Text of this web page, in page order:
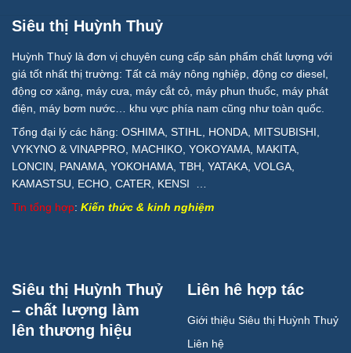
Siêu thị Huỳnh Thuỷ
Huỳnh Thuỷ là đơn vị chuyên cung cấp sản phẩm chất lượng với
giá tốt nhất thị trường: Tất cả máy nông nghiệp, động cơ diesel,
động cơ xăng, máy cưa, máy cắt cỏ, máy phun thuốc, máy phát
điện, máy bơm nước… khu vực phía nam cũng như toàn quốc.
Tổng đại lý các hãng: OSHIMA, STIHL, HONDA, MITSUBISHI,
VYKYNO & VINAPPRO, MACHIKO, YOKOYAMA, MAKITA,
LONCIN, PANAMA, YOKOHAMA, TBH, YATAKA, VOLGA,
KAMASTSU, ECHO, CATER, KENSI …
Tin tổng hợp: Kiến thức & kinh nghiệm
Siêu thị Huỳnh Thuỷ
– chất lượng làm
lên thương hiệu
Liên hê hợp tác
Giới thiệu Siêu thị Huỳnh Thuỷ
Liên hệ